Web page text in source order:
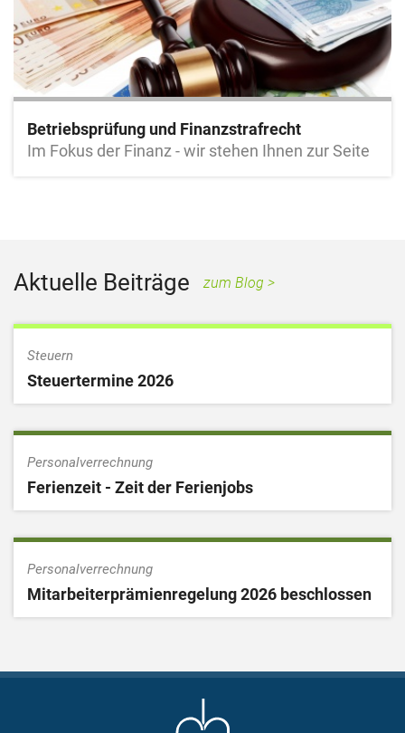
Betriebsprüfung und Finanzstrafrecht
Im Fokus der Finanz - wir stehen Ihnen zur Seite
Aktuelle Beiträge zum Blog >
Steuern
Steuertermine 2026
Personalverrechnung
Ferienzeit - Zeit der Ferienjobs
Personalverrechnung
Mitarbeiterprämienregelung 2026 beschlossen